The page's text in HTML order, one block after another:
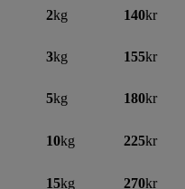
2kg 140kr
3kg 155kr
5kg 180kr
10kg 225kr
15kg 270kr